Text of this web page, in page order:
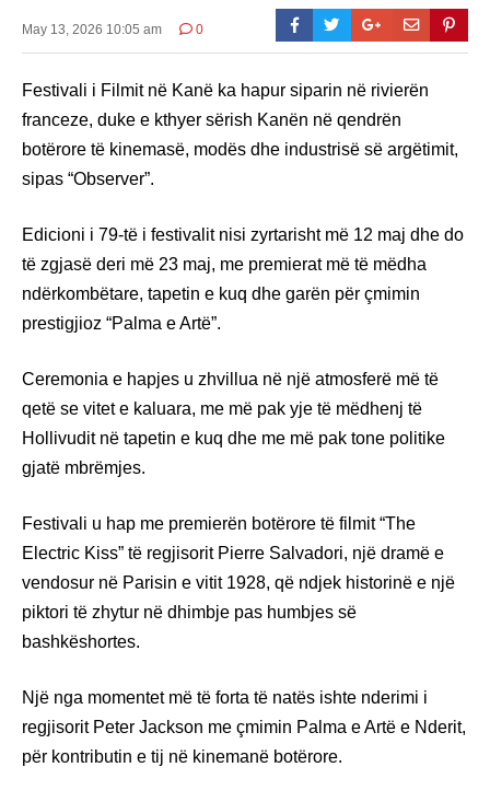
May 13, 2026 10:05 am 0
Festivali i Filmit në Kanë ka hapur siparin në rivierën
franceze, duke e kthyer sërish Kanën në qendrën
botërore të kinemasë, modës dhe industrisë së argëtimit,
sipas “Observer”.
Edicioni i 79-të i festivalit nisi zyrtarisht më 12 maj dhe do
të zgjasë deri më 23 maj, me premierat më të mëdha
ndërkombëtare, tapetin e kuq dhe garën për çmimin
prestigjioz “Palma e Artë”.
Ceremonia e hapjes u zhvillua në një atmosferë më të
qetë se vitet e kaluara, me më pak yje të mëdhenj të
Hollivudit në tapetin e kuq dhe me më pak tone politike
gjatë mbrëmjes.
Festivali u hap me premierën botërore të filmit “The
Electric Kiss” të regjisorit Pierre Salvadori, një dramë e
vendosur në Parisin e vitit 1928, që ndjek historinë e një
piktori të zhytur në dhimbje pas humbjes së
bashkëshortes.
Një nga momentet më të forta të natës ishte nderimi i
regjisorit Peter Jackson me çmimin Palma e Artë e Nderit,
për kontributin e tij në kinemanë botërore.